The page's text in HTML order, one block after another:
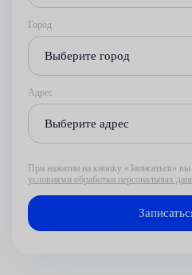
Город
Выберите город
Адрес
Выберите адрес
При нажатии на кнопку «Записаться» вы
условиями обработки персональных